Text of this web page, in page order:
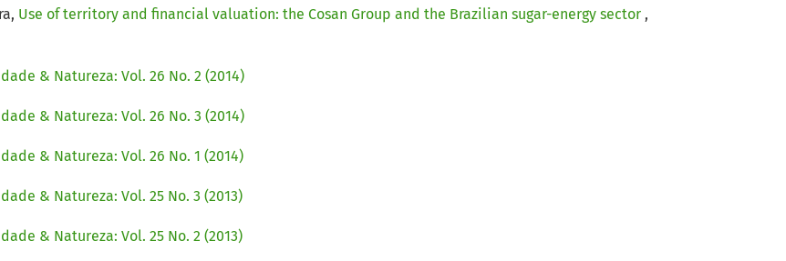
Use of territory and financial valuation: the Cosan Group and the Brazilian sugar-energy sector ,
& Natureza: Vol. 26 No. 2 (2014)
& Natureza: Vol. 26 No. 3 (2014)
& Natureza: Vol. 26 No. 1 (2014)
& Natureza: Vol. 25 No. 3 (2013)
& Natureza: Vol. 25 No. 2 (2013)